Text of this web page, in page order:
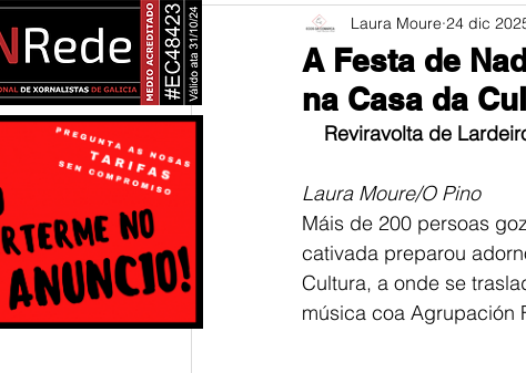
fotografía
A Festa de
na Casa da
Laura Moure 24 dic
Reviravolta de
Laura Moure/O Pino
Máis de 200 persoas
cativada preparou
Cultura, a onde se
música coa Agrupación